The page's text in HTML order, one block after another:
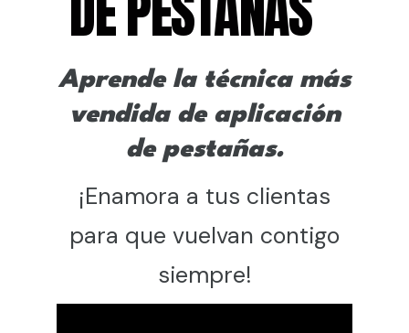
Aprende la técnica más
vendida de aplicación
de pestañas.
¡Enamora a tus clientas
para que vuelvan contigo
siempre!